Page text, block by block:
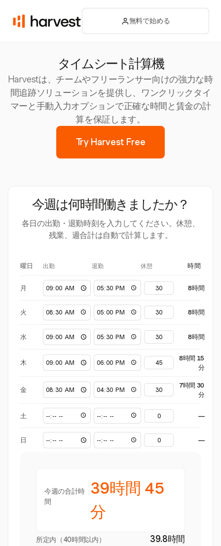
無料で始める
タイムシート計算機
Harvestは、チームやフリーランサー向けの強力な時
間追跡ソリューションを提供し、ワンクリックタイ
マーと手動入力オプションで正確な時間と賃金の計
算を保証します。
Try Harvest Free
今週は何時間働きましたか？
各日の出勤・退勤時刻を入力してください。休憩、
残業、週合計は自動で計算します。
曜日 出勤 退勤 休憩 時間
月 8時間
火 8時間
水 8時間
木
8時間 15
分
金
7時間 30
分
土 —
日 —
今週の合計時
間
39時間 45
分
所定内（40時間以内） 39.8時間